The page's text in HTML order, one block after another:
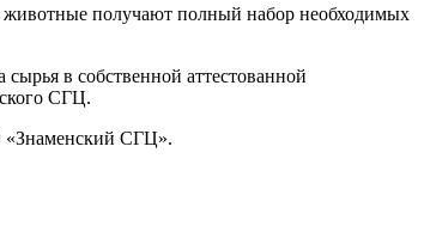
животные получают полный набор необходимых
в собственной аттестованной
СГЦ.
«Знаменский СГЦ».